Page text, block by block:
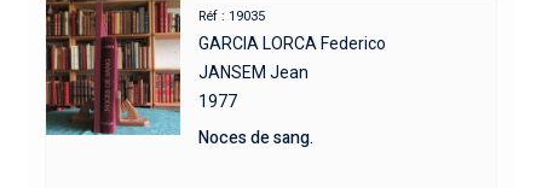
Réf : 19035
GARCIA LORCA Federico
JANSEM Jean
1977
Noces de sang.